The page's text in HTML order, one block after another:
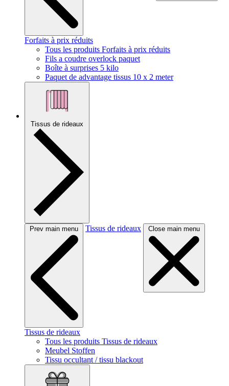
Forfaits à prix réduits
Tous les produits Forfaits à prix réduits
Fils a coudre overlock paquet
Boîte à surprises 5 kilo
Paquet de advantage tissus 10 x 2 meter
Tissus de rideaux
Prev main menu Tissus de rideaux Close main menu
Tissus de rideaux
Tous les produits Tissus de rideaux
Meubel Stoffen
Tissu occultant / tissu blackout